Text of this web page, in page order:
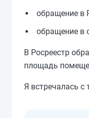
обращение в
обращение в
В Росреестр
площадь
Я встречалась